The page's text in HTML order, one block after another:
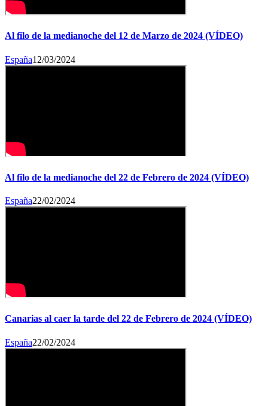
Al filo de la medianoche del 12 de Marzo de 2024 (VÍDEO)
España12/03/2024
Al filo de la medianoche del 22 de Febrero de 2024 (VÍDEO)
España22/02/2024
Canarias al caer la tarde del 22 de Febrero de 2024 (VÍDEO)
España22/02/2024